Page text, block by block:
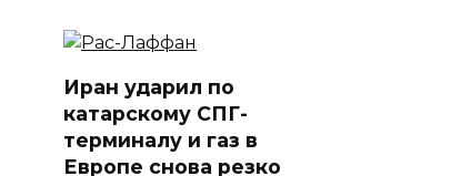
Иран ударил по
катарскому СПГ-
терминалу и газ в
Европе снова резко